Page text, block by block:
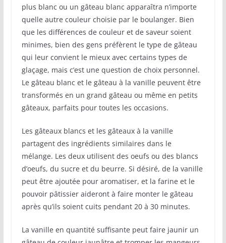
plus blanc ou un gâteau blanc apparaîtra n’importe
quelle autre couleur choisie par le boulanger. Bien
que les différences de couleur et de saveur soient
minimes, bien des gens préfèrent le type de gâteau
qui leur convient le mieux avec certains types de
glaçage, mais c’est une question de choix personnel.
Le gâteau blanc et le gâteau à la vanille peuvent être
transformés en un grand gâteau ou même en petits
gâteaux, parfaits pour toutes les occasions.
Les gâteaux blancs et les gâteaux à la vanille
partagent des ingrédients similaires dans le
mélange. Les deux utilisent des oeufs ou des blancs
d’oeufs, du sucre et du beurre. Si désiré, de la vanille
peut être ajoutée pour aromatiser, et la farine et le
pouvoir pâtissier aideront à faire monter le gâteau
après qu’ils soient cuits pendant 20 à 30 minutes.
La vanille en quantité suffisante peut faire jaunir un